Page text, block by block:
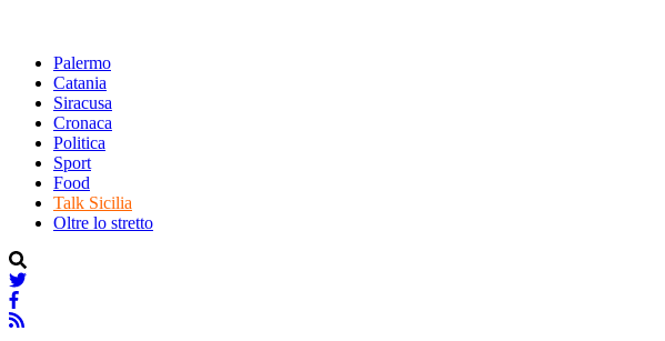
Palermo
Catania
Siracusa
Cronaca
Politica
Sport
Food
Talk Sicilia
Oltre lo stretto